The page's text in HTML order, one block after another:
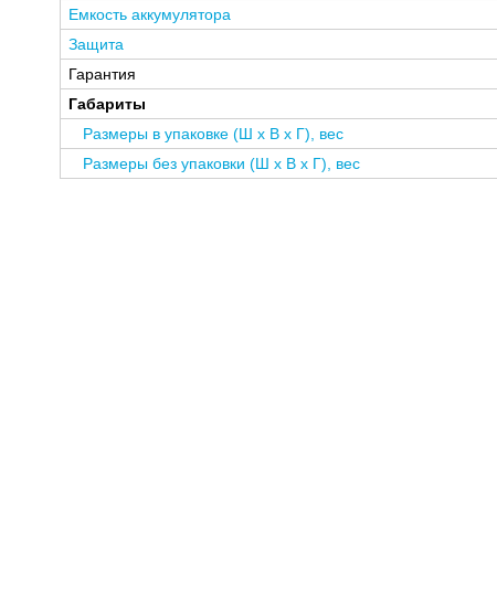
Емкость аккумулятора
Защита
Гарантия
Габариты
Размеры в упаковке (Ш x В x Г), вес
Размеры без упаковки (Ш x В x Г), вес